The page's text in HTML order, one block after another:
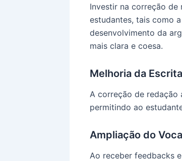
Investir na correção
estudantes, tais como
desenvolvimento da
mais clara e coesa.
Melhoria da Escrita
A correção de redação
permitindo ao
Ampliação do
Ao receber feedbacks